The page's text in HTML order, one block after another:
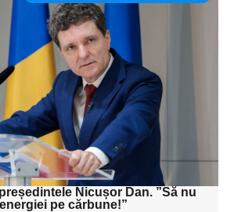
aici textul pentru
aici
aici
aici
subti
Nicușor Dan. ”Să nu
pe cărbune!”